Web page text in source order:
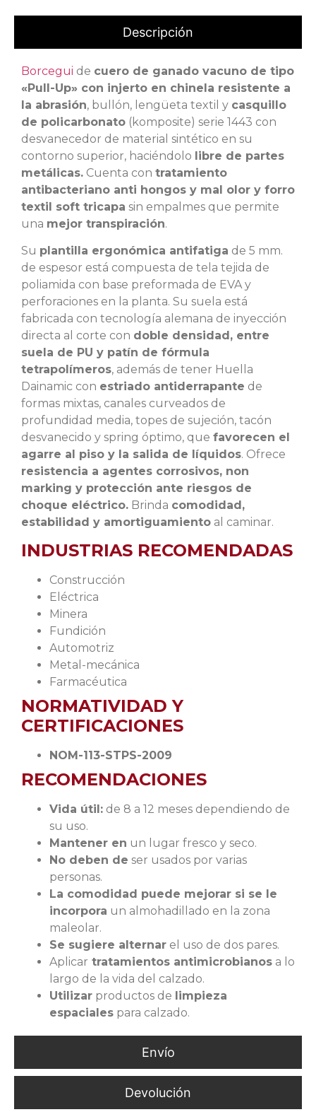
Descripción
Envío
Devolución
Borcegui de cuero de ganado vacuno de tipo
«Pull-Up» con injerto en chinela resistente a
la abrasión, bullón, lengüeta textil y casquillo
de policarbonato (komposite) serie 1443 con
desvanecedor de material sintético en su
contorno superior, haciéndolo libre de partes
metálicas. Cuenta con tratamiento
antibacteriano anti hongos y mal olor y forro
textil soft tricapa sin empalmes que permite
una mejor transpiración.
Su plantilla ergonómica antifatiga de 5 mm.
de espesor está compuesta de tela tejida de
poliamida con base preformada de EVA y
perforaciones en la planta. Su suela está
fabricada con tecnología alemana de inyección
directa al corte con doble densidad, entre
suela de PU y patín de fórmula
tetrapolímeros, además de tener Huella
Dainamic con estriado antiderrapante de
formas mixtas, canales curveados de
profundidad media, topes de sujeción, tacón
desvanecido y spring óptimo, que favorecen el
agarre al piso y la salida de líquidos. Ofrece
resistencia a agentes corrosivos, non
marking y protección ante riesgos de
choque eléctrico. Brinda comodidad,
estabilidad y amortiguamiento al caminar.
INDUSTRIAS RECOMENDADAS
Construcción
Eléctrica
Minera
Fundición
Automotriz
Metal-mecánica
Farmacéutica
NORMATIVIDAD Y
CERTIFICACIONES
NOM-113-STPS-2009
RECOMENDACIONES
Vida útil: de 8 a 12 meses dependiendo de
su uso.
Mantener en un lugar fresco y seco.
No deben de ser usados por varias
personas.
La comodidad puede mejorar si se le
incorpora un almohadillado en la zona
maleolar.
Se sugiere alternar el uso de dos pares.
Aplicar tratamientos antimicrobianos a lo
largo de la vida del calzado.
Utilizar productos de limpieza
espaciales para calzado.